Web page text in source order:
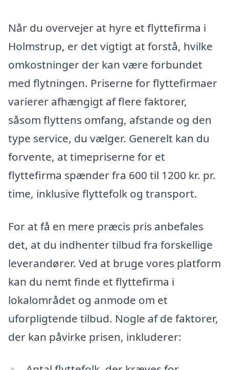
Når du overvejer at hyre et flyttefirma i
Holmstrup, er det vigtigt at forstå, hvilke
omkostninger der kan være forbundet
med flytningen. Priserne for flyttefirmaer
varierer afhængigt af flere faktorer,
såsom flyttens omfang, afstande og den
type service, du vælger. Generelt kan du
forvente, at timepriserne for et
flyttefirma spænder fra 600 til 1200 kr. pr.
time, inklusive flyttefolk og transport.
For at få en mere præcis pris anbefales
det, at du indhenter tilbud fra forskellige
leverandører. Ved at bruge vores platform
kan du nemt finde et flyttefirma i
lokalområdet og anmode om et
uforpligtende tilbud. Nogle af de faktorer,
der kan påvirke prisen, inkluderer: